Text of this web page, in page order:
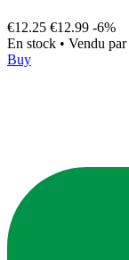
€12.25 €12.99 -6%
En stock • Vendu par
Buy